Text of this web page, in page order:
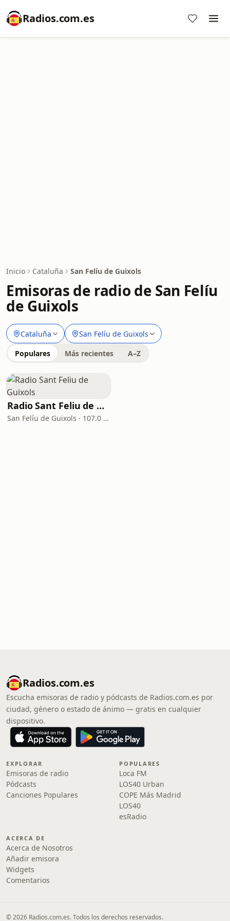
Radios.com.es
Inicio Cataluña San Felíu de Guixols
Emisoras de radio de San Felíu
de Guixols
Cataluña San Felíu de Guixols
Populares Más recientes A–Z
Radio Sant Feliu de Guixols
San Felíu de Guixols · 107.0 FM
Radios.com.es
Escucha emisoras de radio y pódcasts de Radios.com.es por
ciudad, género o estado de ánimo — gratis en cualquier
dispositivo.
EXPLORAR
Emisoras de radio
Pódcasts
Canciones Populares
POPULARES
Loca FM
LOS40 Urban
COPE Más Madrid
LOS40
esRadio
ACERCA DE
Acerca de Nosotros
Añadir emisora
Widgets
Comentarios
© 2026 Radios.com.es. Todos los derechos reservados.